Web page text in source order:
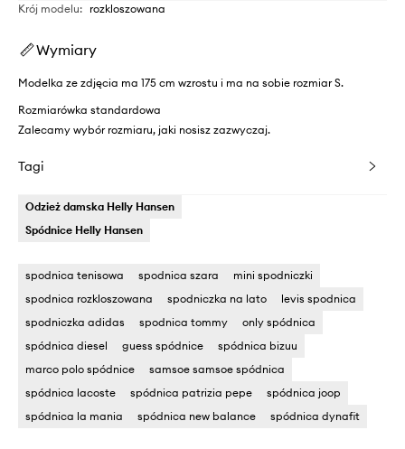
Krój modelu: rozkloszowana
Wymiary
Modelka ze zdjęcia ma 175 cm wzrostu i ma na sobie rozmiar S.
Rozmiarówka standardowa
Zalecamy wybór rozmiaru, jaki nosisz zazwyczaj.
Tagi
Odzież damska Helly Hansen
Spódnice Helly Hansen
spodnica tenisowa spodnica szara
mini spodniczki
spodnica rozkloszowana
spodniczka na lato
levis spodnica
spodniczka adidas
spodnica tommy
only spódnica
spódnica diesel
guess spódnice
spódnica bizuu
marco polo spódnice
samsoe samsoe spódnica
spódnica lacoste
spódnica patrizia pepe
spódnica joop
spódnica la mania
spódnica new balance spódnica dynafit